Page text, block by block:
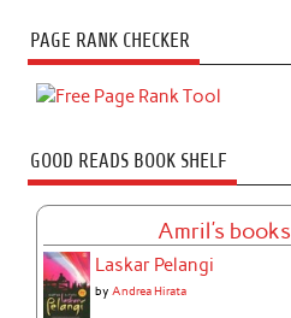
PAGE RANK CHECKER
GOOD READS BOOK SHELF
Amril's books
Laskar Pelangi
by Andrea Hirata